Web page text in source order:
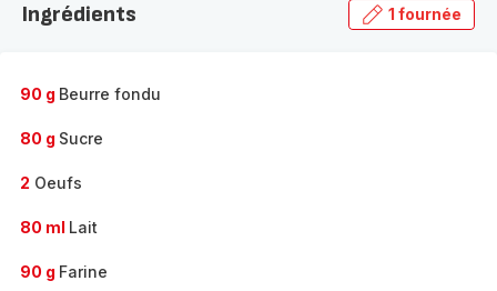
gamme
Ingrédients 1 fournée
90 g Beurre fondu
80 g Sucre
2 Oeufs
80 ml Lait
90 g Farine